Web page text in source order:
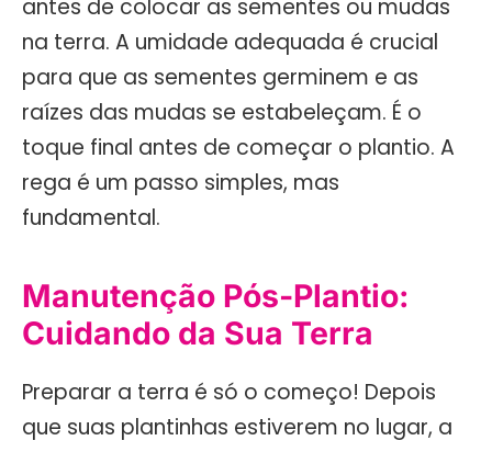
antes de colocar as sementes ou mudas
na terra. A umidade adequada é crucial
para que as sementes germinem e as
raízes das mudas se estabeleçam. É o
toque final antes de começar o plantio. A
rega é um passo simples, mas
fundamental.
Manutenção Pós-Plantio:
Cuidando da Sua Terra
Preparar a terra é só o começo! Depois
que suas plantinhas estiverem no lugar, a